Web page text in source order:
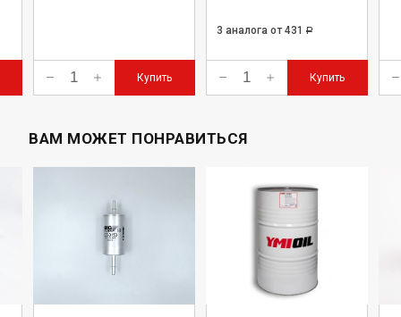
Купить
3 аналога от 431 Р
Купить
ВАМ МОЖЕТ ПОНРАВИТЬСЯ